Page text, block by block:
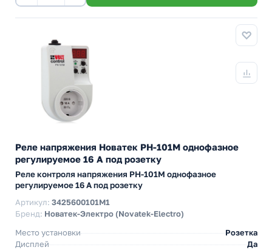
Реле напряжения Новатек РН-101М однофазное
регулируемое 16 А под розетку
Реле контроля напряжения РН-101М однофазное
регулируемое 16 А под розетку
Артикул: 3425600101М1
Бренд: Новатек-Электро (Novatek-Electro)
Место установки
Розетка
Дисплей
Да